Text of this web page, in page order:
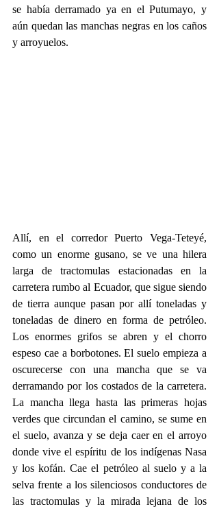
se había derramado ya en el Putumayo, y
aún quedan las manchas negras en los caños
y arroyuelos.
Allí, en el corredor Puerto Vega-Teteyé,
como un enorme gusano, se ve una hilera
larga de tractomulas estacionadas en la
carretera rumbo al Ecuador, que sigue siendo
de tierra aunque pasan por allí toneladas y
toneladas de dinero en forma de petróleo.
Los enormes grifos se abren y el chorro
espeso cae a borbotones. El suelo empieza a
oscurecerse con una mancha que se va
derramando por los costados de la carretera.
La mancha llega hasta las primeras hojas
verdes que circundan el camino, se sume en
el suelo, avanza y se deja caer en el arroyo
donde vive el espíritu de los indígenas Nasa
y los kofán. Cae el petróleo al suelo y a la
selva frente a los silenciosos conductores de
las tractomulas y la mirada lejana de los